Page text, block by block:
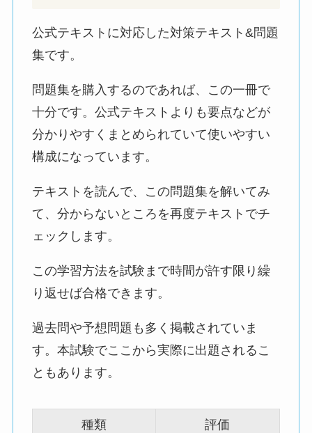
公式テキストに対応した対策テキスト&問題
集です。
問題集を購入するのであれば、この一冊で
十分です。公式テキストよりも要点などが
分かりやすくまとめられていて使いやすい
構成になっています。
テキストを読んで、この問題集を解いてみ
て、分からないところを再度テキストでチ
ェックします。
この学習方法を試験まで時間が許す限り繰
り返せば合格できます。
過去問や予想問題も多く掲載されていま
す。本試験でここから実際に出題されるこ
ともあります。
種類 評価